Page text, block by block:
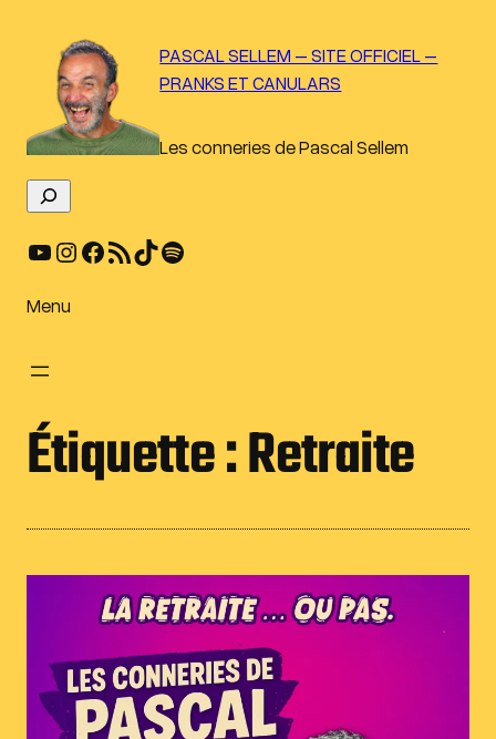
contenu
PASCAL SELLEM – SITE OFFICIEL –
PRANKS ET CANULARS
Les conneries de Pascal Sellem
e
c
e
YouTube Instagram Facebook Flux RSS TikTok Spotify
Menu
Étiquette :Retraite